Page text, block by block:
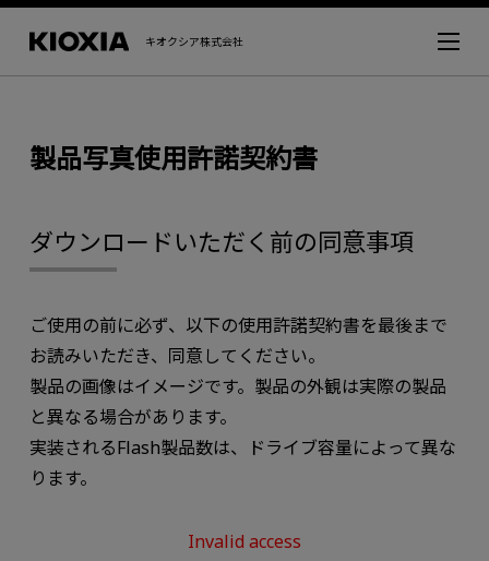
キオクシア株式会社
製品写真使用許諾契約書
ダウンロードいただく前の同意事項
ご使用の前に必ず、以下の使用許諾契約書を最後まで
お読みいただき、同意してください。
製品の画像はイメージです。製品の外観は実際の製品
と異なる場合があります。
実装されるFlash製品数は、ドライブ容量によって異な
ります。
Invalid access